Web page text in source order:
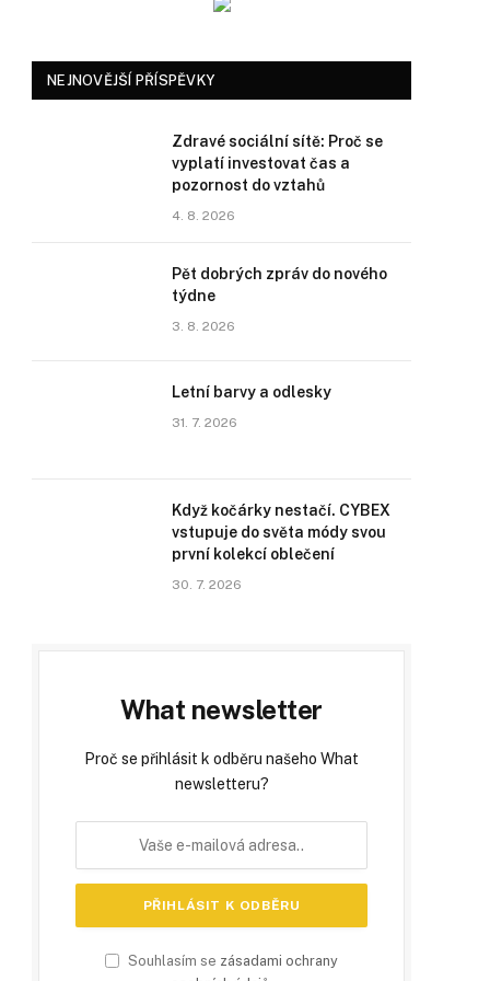
NEJNOVĚJŠÍ PŘÍSPĚVKY
Zdravé sociální sítě: Proč se
vyplatí investovat čas a
pozornost do vztahů
4. 8. 2026
Pět dobrých zpráv do nového
týdne
3. 8. 2026
Letní barvy a odlesky
31. 7. 2026
Když kočárky nestačí. CYBEX
vstupuje do světa módy svou
první kolekcí oblečení
30. 7. 2026
What newsletter
Proč se přihlásit k odběru našeho What
newsletteru?
Souhlasím se zásadami ochrany